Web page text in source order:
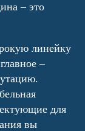
– это
линейку
–
для
вы